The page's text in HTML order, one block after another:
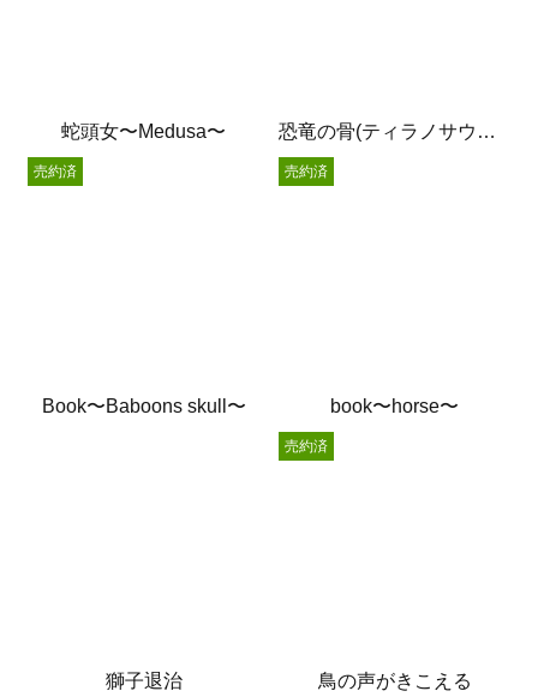
蛇頭女〜Medusa〜 恐竜の骨(ティラノサウルス)
Book〜Baboons skull〜
売約済
book〜horse〜
売約済
獅子退治 鳥の声がきこえる
売約済